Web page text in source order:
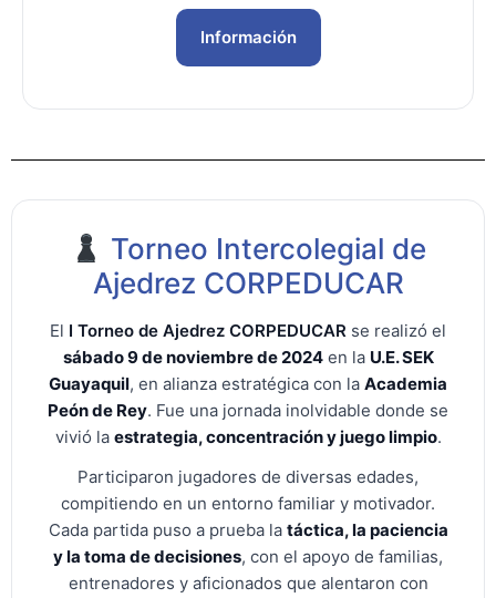
Información
Torneo Intercolegial de
Ajedrez CORPEDUCAR
El I Torneo de Ajedrez CORPEDUCAR se realizó el
sábado 9 de noviembre de 2024en la U.E. SEK
Guayaquil, en alianza estratégica con la Academia
Peón de Rey. Fue una jornada inolvidable donde se
vivió la estrategia, concentración y juego limpio.
Participaron jugadores de diversas edades,
compitiendo en un entorno familiar y motivador.
Cada partida puso a prueba la táctica, la paciencia
y la toma de decisiones, con el apoyo de familias,
entrenadores y aficionados que alentaron con